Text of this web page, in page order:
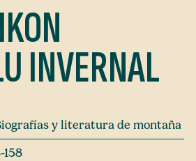
INVERNAL
y literatura de montaña
158